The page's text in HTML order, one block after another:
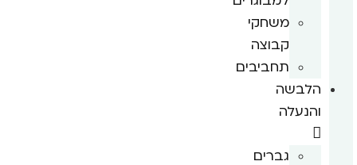
משחקי
קבוצה
תחביבים
הלבשה
והנעלה
גברים